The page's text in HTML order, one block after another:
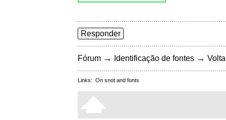
Responder
Fórum → Identificação de fontes →
Links: On snot and fonts